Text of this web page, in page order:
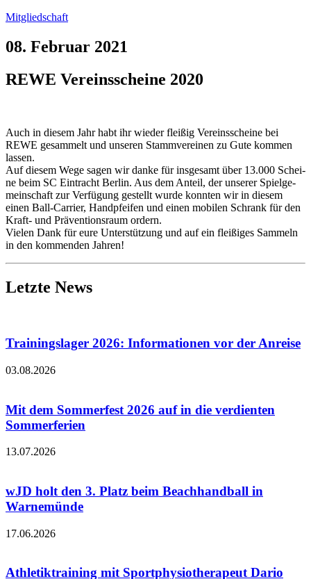
Mitgliedschaft
08. Februar 2021
REWE Vereinsscheine 2020
Auch in die­sem Jahr habt ihr wie­der flei­ßig Ver­eins­schei­ne bei
REWE gesam­melt und unse­ren Stamm­ver­ei­nen zu Gute kom­men
las­sen.
Auf die­sem Wege sagen wir dan­ke für ins­ge­samt über 13.000 Schei­
ne beim SC Ein­tracht Ber­lin. Aus dem Anteil, der unse­rer Spiel­ge­
mein­schaft zur Ver­fü­gung gestellt wur­de konn­ten wir in die­sem
einen Ball-Car­ri­er, Hand­pfei­fen und einen mobi­len Schrank für den
Kraft- und Prä­ven­ti­ons­raum ordern.
Vie­len Dank für eure Unter­stüt­zung und auf ein flei­ßi­ges Sam­meln
in den kom­men­den Jah­ren!
Letzte News
Trainingslager 2026: Informationen vor der Anreise
03.08.2026
Mit dem Sommerfest 2026 auf in die verdienten
Sommerferien
13.07.2026
wJD holt den 3. Platz beim Beachhandball in
Warnemünde
17.06.2026
Athletiktraining mit Sportphysiotherapeut Dario